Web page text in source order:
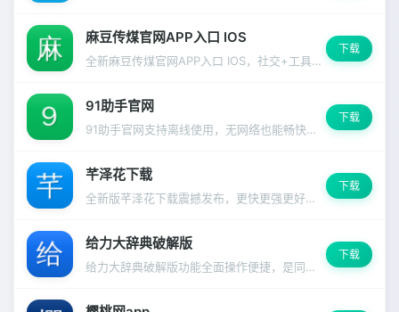
麻豆传煤官网APP入口 IOS
全新麻豆传煤官网APP入口 IOS，社交+工具双引擎驱动，覆盖生活方方面面。
下载
91助手官网
91助手官网支持离线使用，无网络也能畅快体验
下载
芊泽花下载
全新版芊泽花下载震撼发布，更快更强更好用的使用体验
下载
给力大辞典破解版
给力大辞典破解版功能全面操作便捷，是同类应用中的佼佼者。
下载